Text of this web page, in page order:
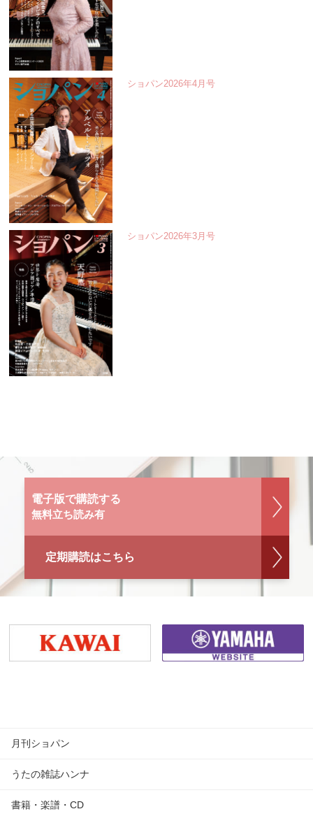
ショパン2026年4月号
ショパン2026年3月号
電子版で購読する
無料立ち読み有
定期購読はこちら
月刊ショパン
うたの雑誌ハンナ
書籍・楽譜・CD